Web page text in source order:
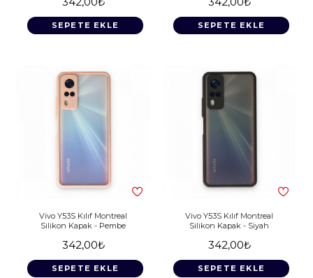
SEPETE EKLE SEPETE EKLE
Vivo Y53S Kılıf Montreal
Silikon Kapak - Pembe
342,00₺
SEPETE EKLE
Vivo Y53S Kılıf Montreal
Silikon Kapak - Siyah
342,00₺
SEPETE EKLE